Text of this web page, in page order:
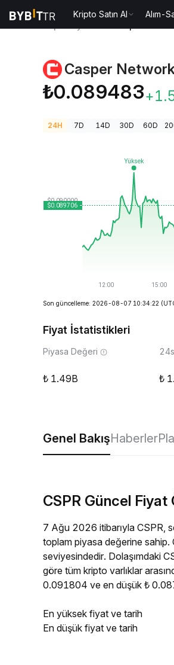
Kripto Satın Al Alım-
Casper
₺0.089483
24H 7D 14D 30D 60D
Son güncelleme: 2026-08-07 10:34:22
Fiyat İstatistikleri
Piyasa Değeri
1.49B
Genel BakışHaberler
CSPR Güncel Fiyat
7 Ağu 2026 itibarıyla CSPR,
toplam piyasa değerine
seviyesindedir. Dolaşımdaki
göre tüm kripto varlıklar
0.091804 ve en düşük ₺
En yüksek fiyat ve tarih
En düşük fiyat ve tarih